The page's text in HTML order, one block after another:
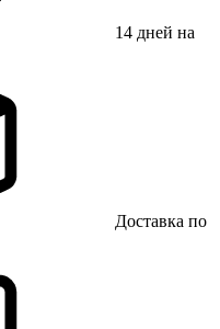
14 дней на
Доставка по